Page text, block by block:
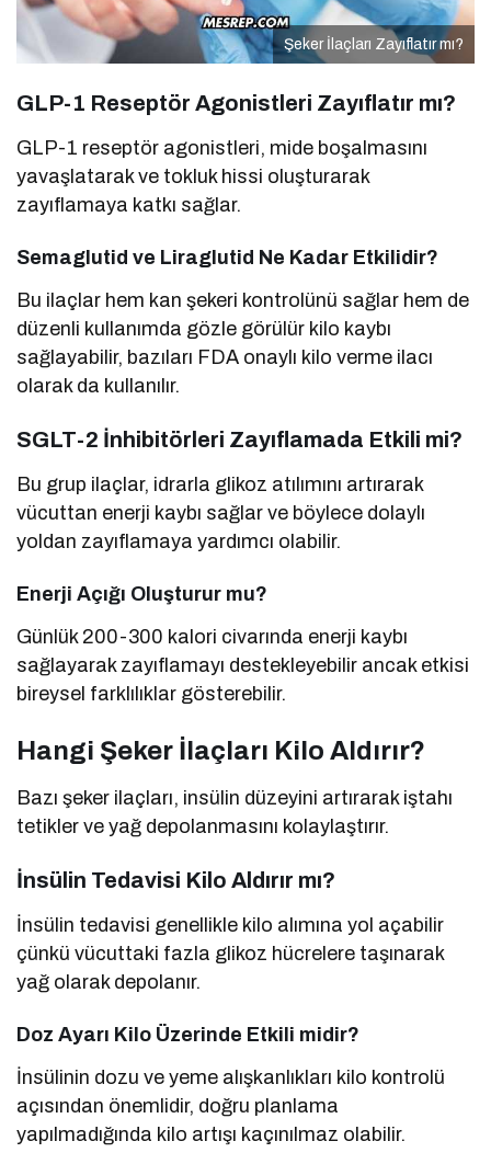
Şeker İlaçları Zayıflatır mı?
GLP-1 Reseptör Agonistleri Zayıflatır mı?
GLP-1 reseptör agonistleri, mide boşalmasını
yavaşlatarak ve tokluk hissi oluşturarak
zayıflamaya katkı sağlar.
Semaglutid ve Liraglutid Ne Kadar Etkilidir?
Bu ilaçlar hem kan şekeri kontrolünü sağlar hem de
düzenli kullanımda gözle görülür kilo kaybı
sağlayabilir, bazıları FDA onaylı kilo verme ilacı
olarak da kullanılır.
SGLT-2 İnhibitörleri Zayıflamada Etkili mi?
Bu grup ilaçlar, idrarla glikoz atılımını artırarak
vücuttan enerji kaybı sağlar ve böylece dolaylı
yoldan zayıflamaya yardımcı olabilir.
Enerji Açığı Oluşturur mu?
Günlük 200-300 kalori civarında enerji kaybı
sağlayarak zayıflamayı destekleyebilir ancak etkisi
bireysel farklılıklar gösterebilir.
Hangi Şeker İlaçları Kilo Aldırır?
Bazı şeker ilaçları, insülin düzeyini artırarak iştahı
tetikler ve yağ depolanmasını kolaylaştırır.
İnsülin Tedavisi Kilo Aldırır mı?
İnsülin tedavisi genellikle kilo alımına yol açabilir
çünkü vücuttaki fazla glikoz hücrelere taşınarak
yağ olarak depolanır.
Doz Ayarı Kilo Üzerinde Etkili midir?
İnsülinin dozu ve yeme alışkanlıkları kilo kontrolü
açısından önemlidir, doğru planlama
yapılmadığında kilo artışı kaçınılmaz olabilir.